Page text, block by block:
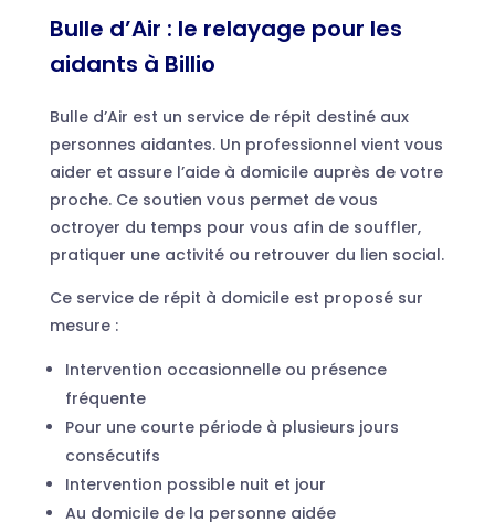
Bulle d’Air : le relayage pour les
aidants à Billio
Bulle d’Air est un service de répit destiné aux
personnes aidantes. Un professionnel vient vous
aider et assure l’aide à domicile auprès de votre
proche. Ce soutien vous permet de vous
octroyer du temps pour vous afin de souffler,
pratiquer une activité ou retrouver du lien social.
Ce service de répit à domicile est proposé sur
mesure :
Intervention occasionnelle ou présence
fréquente
Pour une courte période à plusieurs jours
consécutifs
Intervention possible nuit et jour
Au domicile de la personne aidée